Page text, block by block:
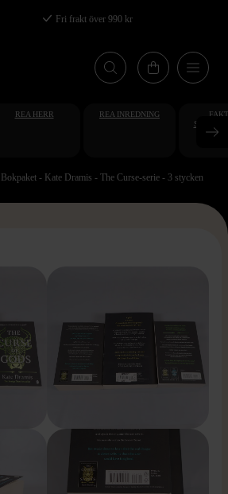
Fri frakt över 990 kr
REA HERR REA INREDNING
Bokpaket - Kate Dramis - The Curse-serie - 3 stycken